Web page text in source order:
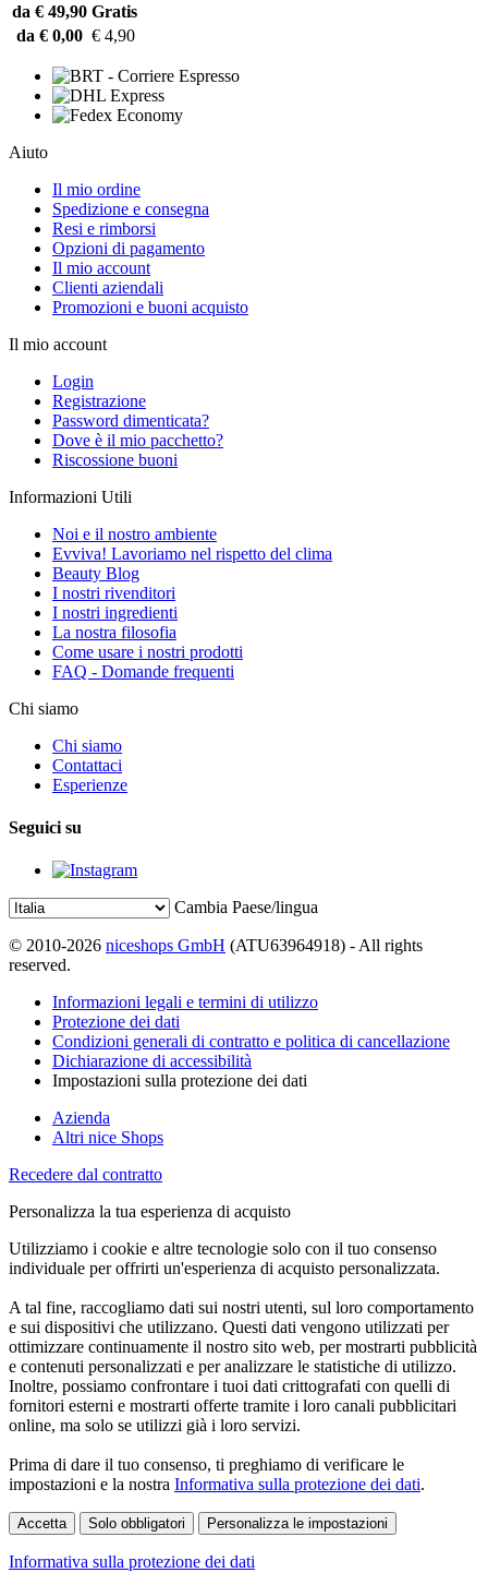
da € 49,90 Gratis
da € 0,00 € 4,90
Aiuto
Il mio ordine
Spedizione e consegna
Resi e rimborsi
Opzioni di pagamento
Il mio account
Clienti aziendali
Promozioni e buoni acquisto
Il mio account
Login
Registrazione
Password dimenticata?
Dove è il mio pacchetto?
Riscossione buoni
Informazioni Utili
Noi e il nostro ambiente
Evviva! Lavoriamo nel rispetto del clima
Beauty Blog
I nostri rivenditori
I nostri ingredienti
La nostra filosofia
Come usare i nostri prodotti
FAQ - Domande frequenti
Chi siamo
Chi siamo
Contattaci
Esperienze
Seguici su
Cambia Paese/lingua
© 2010-2026 niceshops GmbH (ATU63964918) - All rights
reserved.
Informazioni legali e termini di utilizzo
Protezione dei dati
Condizioni generali di contratto e politica di cancellazione
Dichiarazione di accessibilità
Impostazioni sulla protezione dei dati
Azienda
Altri nice Shops
Recedere dal contratto
Personalizza la tua esperienza di acquisto
Utilizziamo i cookie e altre tecnologie solo con il tuo consenso
individuale per offrirti un'esperienza di acquisto personalizzata.
A tal fine, raccogliamo dati sui nostri utenti, sul loro comportamento
e sui dispositivi che utilizzano. Questi dati vengono utilizzati per
ottimizzare continuamente il nostro sito web, per mostrarti pubblicità
e contenuti personalizzati e per analizzare le statistiche di utilizzo.
Inoltre, possiamo confrontare i tuoi dati crittografati con quelli di
fornitori esterni e mostrarti offerte tramite i loro canali pubblicitari
online, ma solo se utilizzi già i loro servizi.
Prima di dare il tuo consenso, ti preghiamo di verificare le
impostazioni e la nostra Informativa sulla protezione dei dati.
Accetta Solo obbligatori Personalizza le impostazioni
Informativa sulla protezione dei dati